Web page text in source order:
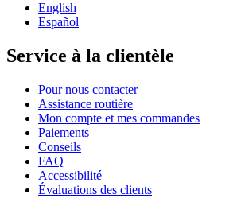
English
Español
Service à la clientèle
Pour nous contacter
Assistance routière
Mon compte et mes commandes
Paiements
Conseils
FAQ
Accessibilité
Évaluations des clients